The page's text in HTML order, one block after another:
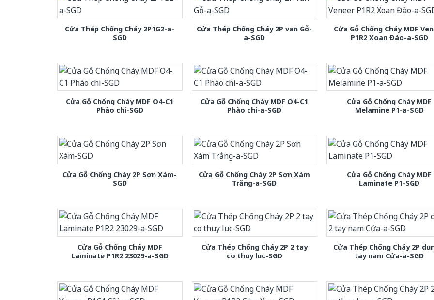
Cửa Thép Chống Cháy 2P1G2-a-
SGD
Cửa Thép Chống Cháy 2P van Gỗ-
a-SGD
Cửa Gỗ Chống Cháy MDF
P1R2 Xoan Đào-a-SGD
Cửa Gỗ Chống Cháy MDF O4-C1
Phào chi-SGD
Cửa Gỗ Chống Cháy MDF O4-C1
Phào chi-a-SGD
Cửa Gỗ Chống Cháy MDF
Melamine P1-a-SGD
Cửa Gỗ Chống Cháy 2P Sơn Xám-
SGD
Cửa Gỗ Chống Cháy 2P Sơn Xám
Trắng-a-SGD
Cửa Gỗ Chống Cháy MDF
Laminate P1-SGD
Cửa Gỗ Chống Cháy MDF
Laminate P1R2 23029-a-SGD
Cửa Thép Chống Cháy 2P 2 tay
co thuy luc-SGD
Cửa Thép Chống Cháy 2P
tay nam Cửa-a-SGD